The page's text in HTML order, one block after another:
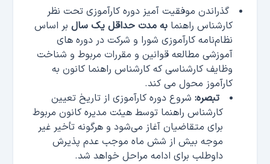
گذراندن موفقیت آمیز دوره کارآموزی تحت نظر
کارشناس راهنمابه مدت حداقل یک سال بر اساس
نظام‌نامه کارآموزی شورا و شرکت در دوره های
آموزشی مطالعه قوانین و مقررات مربوط و شناخت
وظایف کارشناسی که کارشناس راهنما کانون به
کارآموز محول می کند.
تبصره: شروع دوره کارآموزی از تاریخ تعیین
کارشناس راهنما توسط هیئت مدیره کانون مربوط
برای متقاضیان آغاز می‌شود و هرگونه تأخیر غیر
موجه بیش از شش ماه موجب عدم پذیرش
داوطلب برای ادامه مراحل خواهد شد.